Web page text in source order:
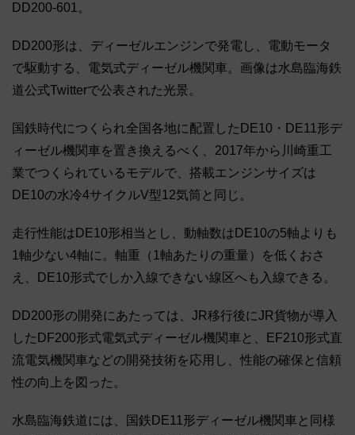
DD200-601。
DD200形は、ディーゼルエンジンで発電し、電動モータ
で駆動する、電気式ディーゼル機関車。画像は水島臨海鉄
道公式Twitterで公表された光景。
国鉄時代につくられ全国各地に配置したDE10・DE11形デ
ィーゼル機関車を置き換えるべく、2017年から川崎重工
業でつくられているモデルで、搭載エンジンサイズは
DE10の水冷4サイクルV型12気筒と同じ。
走行性能はDE10形相当とし、動軸数はDE10の5軸よりも
1軸少ない4軸に。軸重（1軸あたりの重量）を低くおさ
え、DE10形式でしか入線できない線区へも入線できる。
DD200形の開発にあたっては、JR移行後にJR貨物が導入
したDF200形式電気式ディーゼル機関車と、EF210形式直
流電気機関車などの開発技術を応用し、性能の確保と信頼
性の向上を図った。
水島臨海鉄道には、国鉄DE11形ディーゼル機関車と同様